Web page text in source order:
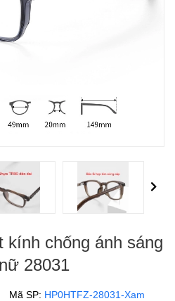
Next
kính chống ánh sáng
28031
Mã SP: HP0HTFZ-28031-Xam